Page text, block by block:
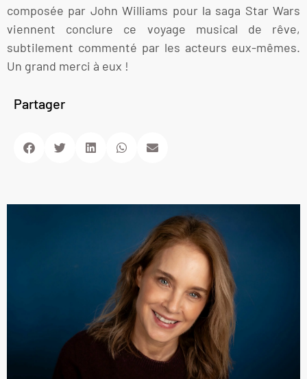
composée par John Williams pour la saga Star Wars
viennent conclure ce voyage musical de rêve,
subtilement commenté par les acteurs eux-mêmes.
Un grand merci à eux !
Partager